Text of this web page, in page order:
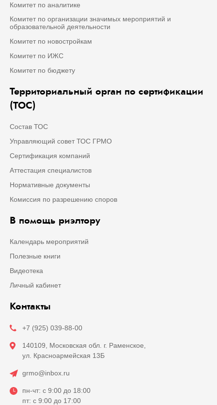
Комитет по аналитике
Комитет по организации значимых мероприятий и
образовательной деятельности
Комитет по новостройкам
Комитет по ИЖС
Комитет по бюджету
Территориальный орган по сертификации
(ТОС)
Состав ТОС
Управляющий совет ТОС ГРМО
Сертификация компаний
Аттестация специалистов
Нормативные документы
Комиссия по разрешению споров
В помощь риэлтору
Календарь мероприятий
Полезные книги
Видеотека
Личный кабинет
Контакты
+7 (925) 039-88-00
140109, Московская обл. г. Раменское,
ул. Красноармейская 13Б
grmo@inbox.ru
пн-чт: с 9:00 до 18:00
пт: с 9:00 до 17:00